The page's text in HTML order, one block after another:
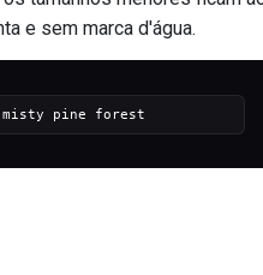
e sem marca d'água.